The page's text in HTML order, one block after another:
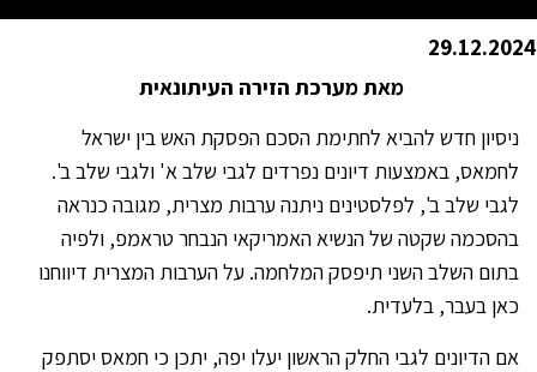
29.12.2024
מאת מערכת הזירה העיתונאית
ניסיון חדש להביא לחתימת הסכם הפסקת האש בין ישראל
לחמאס, באמצעות דיונים נפרדים לגבי שלב א' ולגבי שלב ב'.
לגבי שלב ב', לפלסטינים ניתנה ערבות מצרית, מגובה כנראה
בהסכמה שקטה של הנשיא האמריקאי הנבחר טראמפ, ולפיה
בתום השלב השני תיפסק המלחמה. על הערבות המצרית דיווחנו
כאן בעבר, בלעדית.
אם הדיונים לגבי החלק הראשון יעלו יפה, יתכן כי חמאס יסתפק